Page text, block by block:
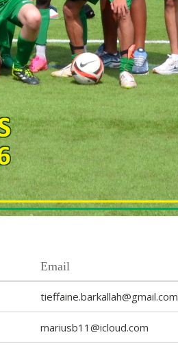
Email
tieffaine.barkallah@gmail.com
mariusb11@icloud.com